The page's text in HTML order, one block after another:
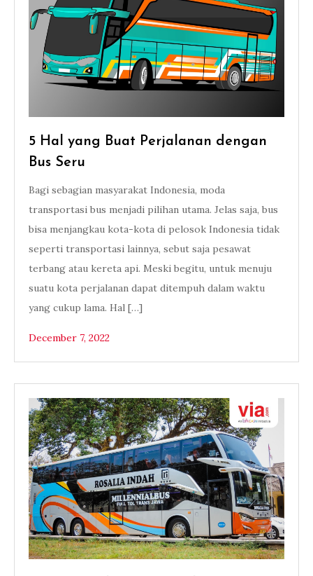
5 Hal yang Buat Perjalanan dengan
Bus Seru
Bagi sebagian masyarakat Indonesia, moda
transportasi bus menjadi pilihan utama. Jelas saja, bus
bisa menjangkau kota-kota di pelosok Indonesia tidak
seperti transportasi lainnya, sebut saja pesawat
terbang atau kereta api. Meski begitu, untuk menuju
suatu kota perjalanan dapat ditempuh dalam waktu
yang cukup lama. Hal […]
December 7, 2022